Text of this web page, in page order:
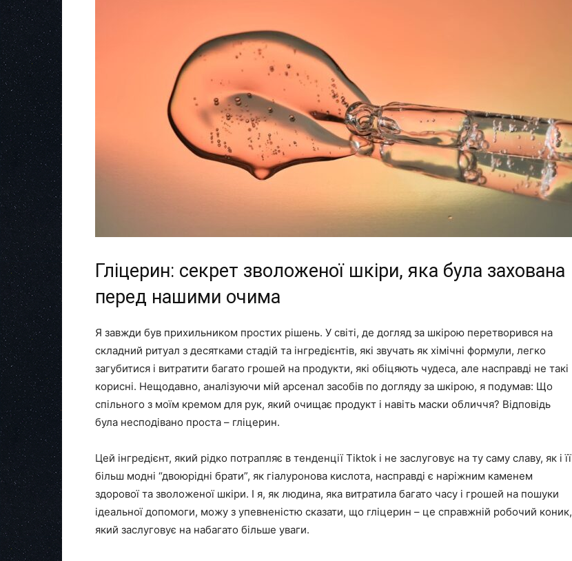
Гліцерин: секрет зволоженої шкіри, яка була захована
перед нашими очима
Я завжди був прихильником простих рішень. У світі, де догляд за шкірою перетворився на
складний ритуал з десятками стадій та інгредієнтів, які звучать як хімічні формули, легко
загубитися і витратити багато грошей на продукти, які обіцяють чудеса, але насправді не такі
корисні. Нещодавно, аналізуючи мій арсенал засобів по догляду за шкірою, я подумав: Що
спільного з моїм кремом для рук, який очищає продукт і навіть маски обличчя? Відповідь
була несподівано проста – гліцерин.
Цей інгредієнт, який рідко потрапляє в тенденції Tiktok і не заслуговує на ту саму славу, як і її
більш модні “двоюрідні брати”, як гіалуронова кислота, насправді є наріжним каменем
здорової та зволоженої шкіри. І я, як людина, яка витратила багато часу і грошей на пошуки
ідеальної допомоги, можу з упевненістю сказати, що гліцерин – це справжній робочий коник,
який заслуговує на набагато більше уваги.